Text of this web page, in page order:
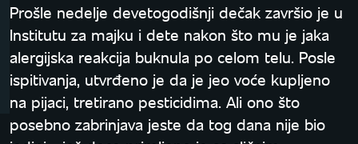
Prošle nedelje devetogodišnji dečak završio je u
Institutu za majku i dete nakon što mu je jaka
alergijska reakcija buknula po celom telu. Posle
ispitivanja, utvrđeno je da je jeo voće kupljeno
na pijaci, tretirano pesticidima. Ali ono što
posebno zabrinjava jeste da tog dana nije bio